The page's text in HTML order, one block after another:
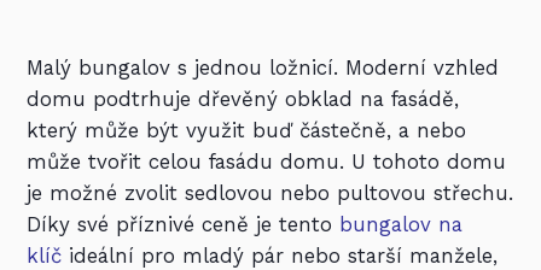
Malý bungalov s jednou ložnicí. Moderní vzhled
domu podtrhuje dřevěný obklad na fasádě,
který může být využit buď částečně, a nebo
může tvořit celou fasádu domu. U tohoto domu
je možné zvolit sedlovou nebo pultovou střechu.
Díky své příznivé ceně je tento bungalov na
klíč ideální pro mladý pár nebo starší manžele,